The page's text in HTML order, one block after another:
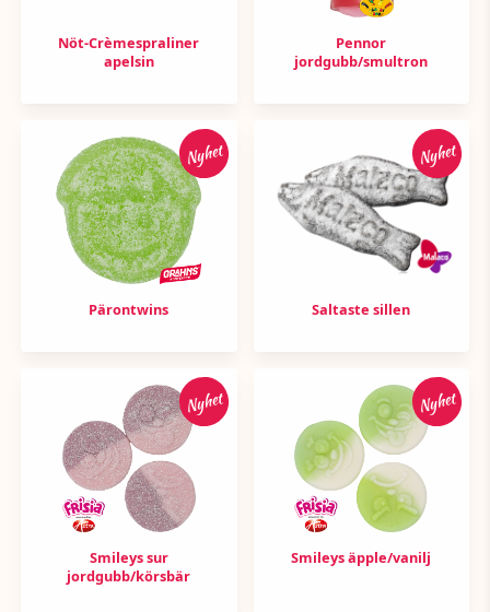
Nöt-Crèmespraliner
apelsin
Pennor
jordgubb/smultron
Nyhet
Pärontwins
Nyhet
Saltaste sillen
Nyhet
Smileys sur
jordgubb/körsbär
Nyhet
Smileys äpple/vanilj